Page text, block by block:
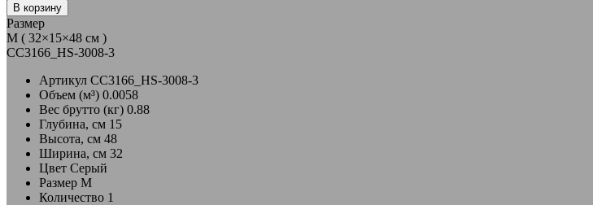
В корзину
Размер
M ( 32×15×48 см )
CC3166_HS-3008-3
Артикул CC3166_HS-3008-3
Объем (м³) 0.0058
Вес брутто (кг) 0.88
Глубина, см 15
Высота, см 48
Ширина, см 32
Цвет Серый
Размер M
Количество 1